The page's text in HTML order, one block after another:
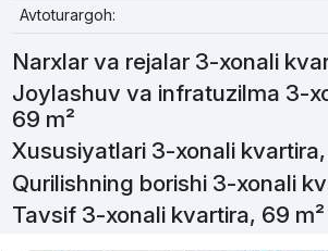
Avtoturargoh:
Narxlar va rejalar 3-xonali
Joylashuv va infratuzilma 3-
69 m²
Xususiyatlari 3-xonali
Qurilishning borishi 3-xonali
Tavsif 3-xonali kvartira, 69 m²